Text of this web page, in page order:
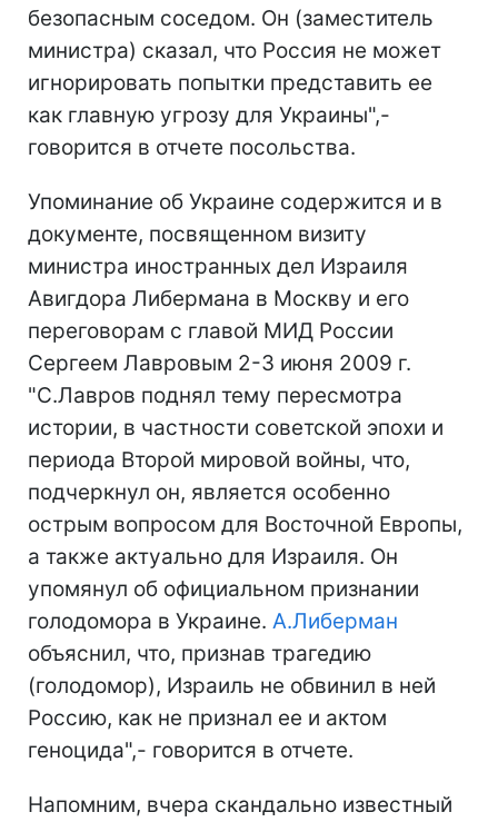
безопасным соседом. Он (заместитель
министра) сказал, что Россия не может
игнорировать попытки представить ее
как главную угрозу для Украины",-
говорится в отчете посольства.
Упоминание об Украине содержится и в
документе, посвященном визиту
министра иностранных дел Израиля
Авигдора Либермана в Москву и его
переговорам с главой МИД России
Сергеем Лавровым 2-3 июня 2009 г.
"С.Лавров поднял тему пересмотра
истории, в частности советской эпохи и
периода Второй мировой войны, что,
подчеркнул он, является особенно
острым вопросом для Восточной Европы,
а также актуально для Израиля. Он
упомянул об официальном признании
голодомора в Украине. А.Либерман
объяснил, что, признав трагедию
(голодомор), Израиль не обвинил в ней
Россию, как не признал ее и актом
геноцида",- говорится в отчете.
Напомним, вчера скандально известный